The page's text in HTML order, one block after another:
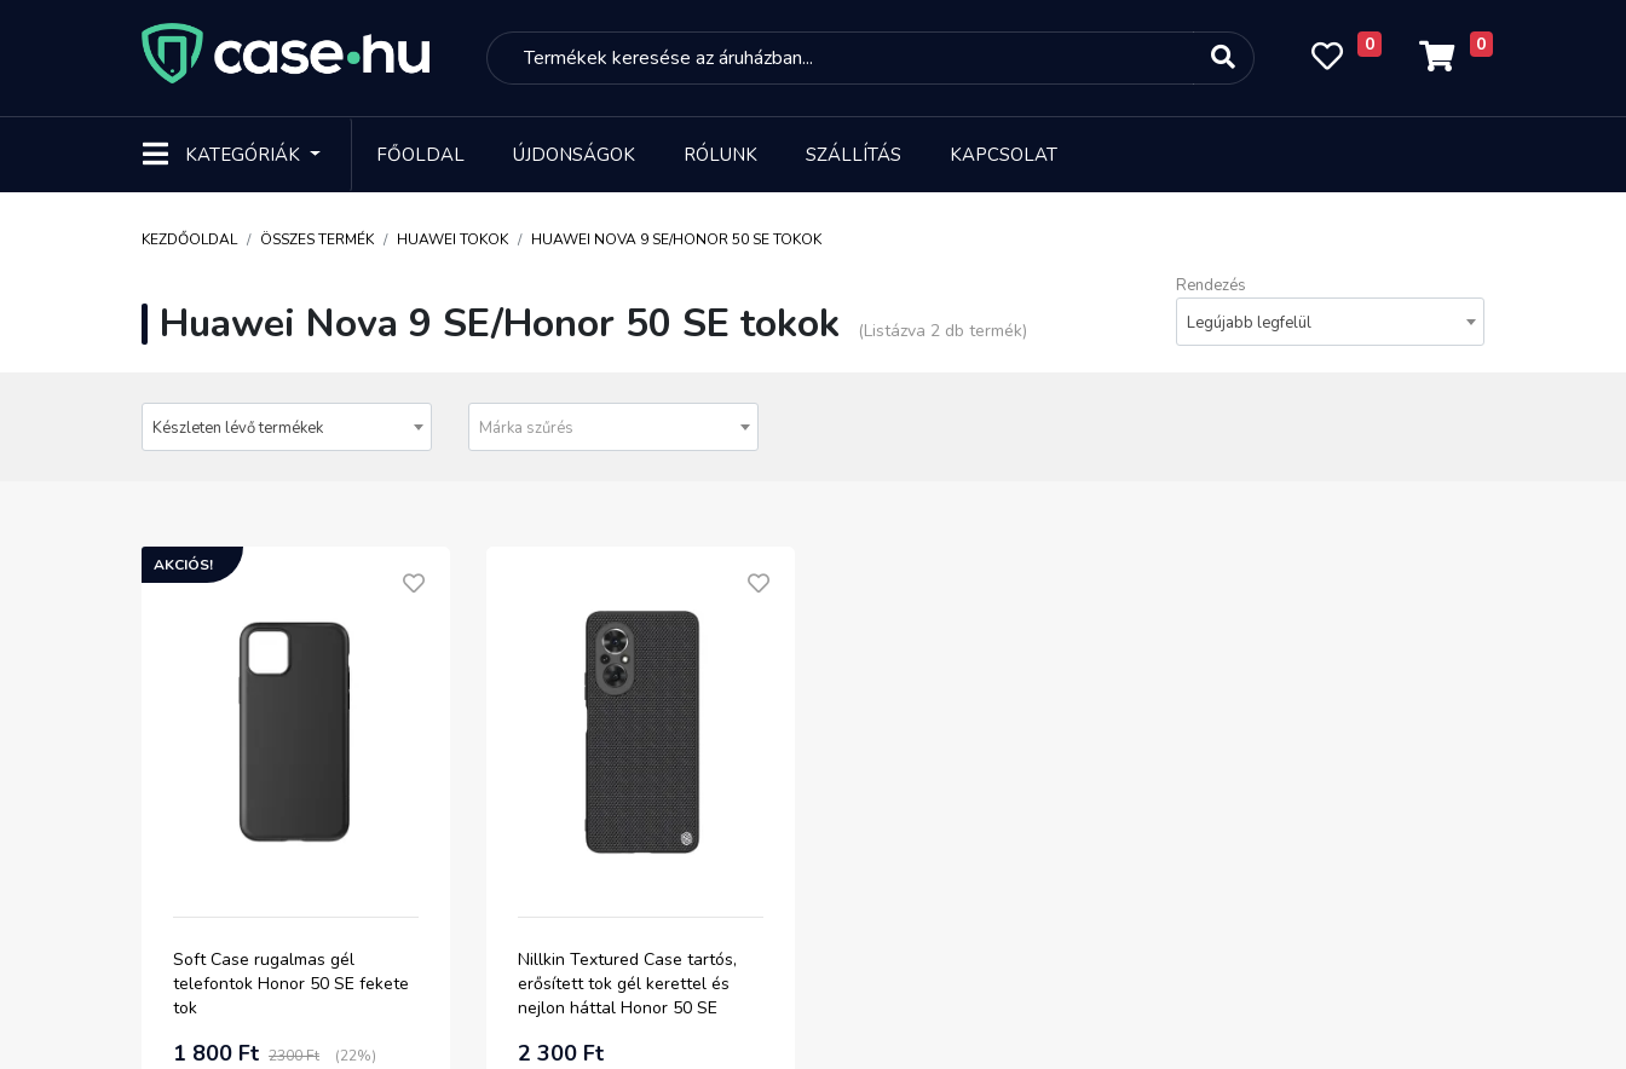
0 0
KATEGÓRIÁK FŐOLDAL ÚJDONSÁGOK RÓLUNK SZÁLLÍTÁS KAPCSOLAT
KEZDŐOLDAL ÖSSZES TERMÉK HUAWEI TOKOK HUAWEI NOVA 9 SE/HONOR 50 SE TOKOK
Huawei Nova 9 SE/Honor 50 SE tokok (Listázva 2 db termék)
Rendezés
Legújabb legfelül
Készleten lévő termékek Márka szűrés
AKCIÓS!
Soft Case rugalmas gél
telefontok Honor 50 SE fekete
tok
1 800 Ft 2300 Ft (22%)
Nillkin Textured Case tartós,
erősített tok gél kerettel és
nejlon háttal Honor 50 SE
2 300 Ft